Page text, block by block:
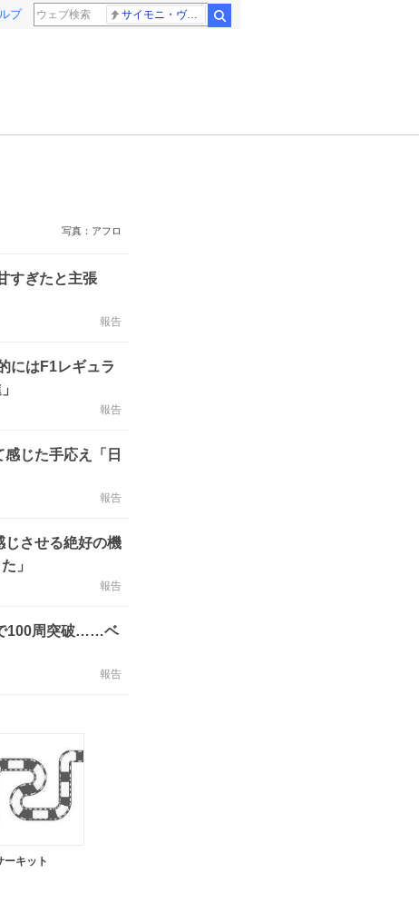
プ サイモニ・ヴニランギ 死去
写真：アフロ
すぎたと主張
報告
にはF1レギュラ
報告
じた手応え「日
報告
じさせる絶好の機
」
報告
100周突破……ベ
報告
ーキット